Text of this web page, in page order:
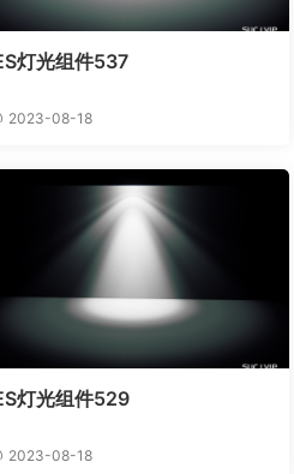
灯光组件537
2023-08-18
灯光组件529
2023-08-18